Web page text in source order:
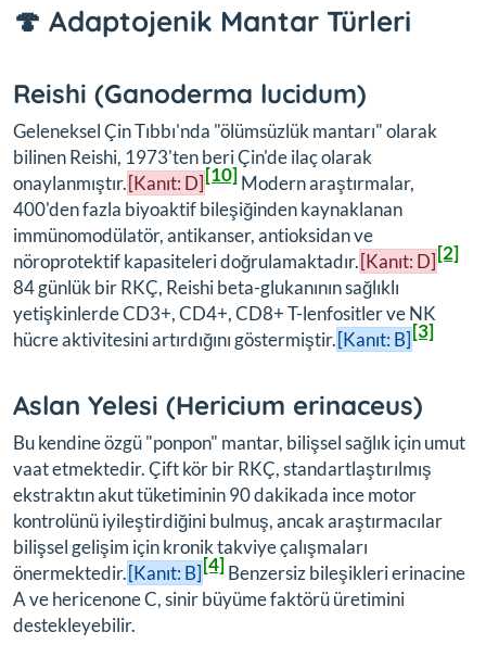
🍄 Adaptojenik Mantar Türleri
Reishi (Ganoderma lucidum)
Geleneksel Çin Tıbbı'nda "ölümsüzlük mantarı" olarak
bilinen Reishi, 1973'ten beri Çin'de ilaç olarak
onaylanmıştır.[Kanıt: D][10]Modern araştırmalar,
400'den fazla biyoaktif bileşiğinden kaynaklanan
immünomodülatör, antikanser, antioksidan ve
nöroprotektif kapasiteleri doğrulamaktadır.[Kanıt: D][2]
84 günlük bir RKÇ, Reishi beta-glukanının sağlıklı
yetişkinlerde CD3+, CD4+, CD8+ T-lenfositler ve NK
hücre aktivitesini artırdığını göstermiştir.[Kanıt: B][3]
Aslan Yelesi (Hericium erinaceus)
Bu kendine özgü "ponpon" mantar, bilişsel sağlık için umut
vaat etmektedir. Çift kör bir RKÇ, standartlaştırılmış
ekstraktın akut tüketiminin 90 dakikada ince motor
kontrolünü iyileştirdiğini bulmuş, ancak araştırmacılar
bilişsel gelişim için kronik takviye çalışmaları
önermektedir.[Kanıt: B][4]Benzersiz bileşikleri erinacine
A ve hericenone C, sinir büyüme faktörü üretimini
destekleyebilir.